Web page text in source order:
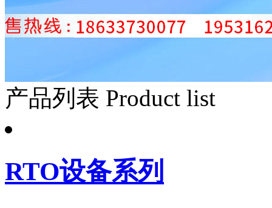
产品列表 Product list
RTO设备系列